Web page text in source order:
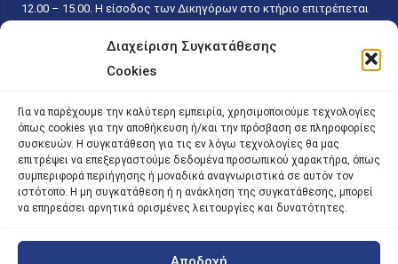
Διαχείριση Συγκατάθεσης
Cookies
Για να παρέχουμε την καλύτερη εμπειρία, χρησιμοποιούμε τεχνολογίες
όπως cookies για την αποθήκευση ή/και την πρόσβαση σε πληροφορίες
συσκευών. Η συγκατάθεση για τις εν λόγω τεχνολογίες θα μας
επιτρέψει να επεξεργαστούμε δεδομένα προσωπικού χαρακτήρα, όπως
συμπεριφορά περιήγησης ή μοναδικά αναγνωριστικά σε αυτόν τον
ιστότοπο. Η μη συγκατάθεση ή η ανάκληση της συγκατάθεσης, μπορεί
να επηρεάσει αρνητικά ορισμένες λειτουργίες και δυνατότητες.
12.00 – 15.00. Η είσοδος των Δικηγόρων στο κτήριο επιτρέπεται
κάθε εργάσιμη ημέρα και ώρα χωρίς κανέναν χρονικό ή άλλο
περιορισμό. Η είσοδος του κοινού ειδικά στο γραφείο του
15.00. Η εξυπηρέτηση του κοινού πραγματοποιείται βάσει των
παγίων ισχυουσών διατάξεων. Για την αποφυγή συνωστισμού
εντός του εσωτερικού χώρου εξυπηρέτησης και αναμονής του
κοινού, η εξυπηρέτησή του δύναται να πραγματοποιείται κατόπιν
προγραμματισμένου ραντεβού.